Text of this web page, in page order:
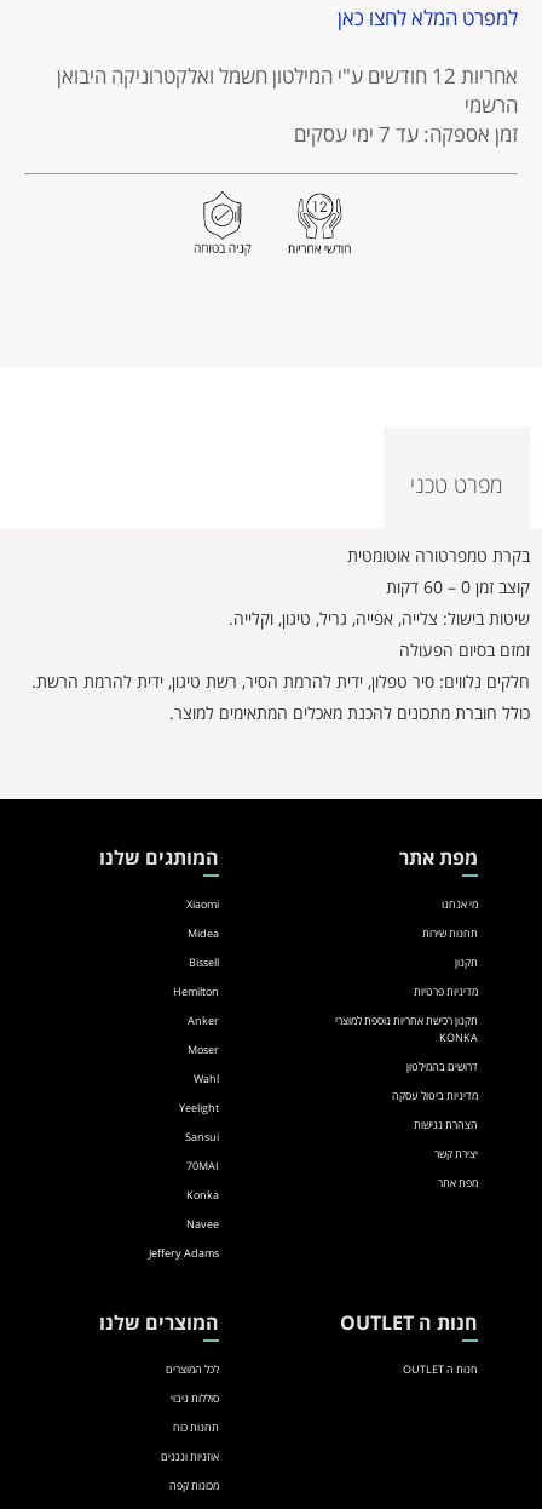
למפרט המלא לחצו כאן
אחריות 12 חודשים
ע"י המילטון חשמל ואלקטרוניקה היבואן
הרשמי
זמן אספקה: עד 7 ימי עסקים
מפרט טכני
בקרת טמפרטורה אוטומטית
קוצב זמן 0 – 60 דקות
שיטות בישול: צלייה, אפייה, גריל, טיגון, וקלייה.
זמזם בסיום הפעולה
חלקים נלווים: סיר טפלון, ידית להרמת הסיר, רשת טיגון, ידית להרמת הרשת.
כולל חוברת מתכונים להכנת מאכלים המתאימים למוצר.
מפת אתר
מי אנחנו
תחנות שירות
תקנון
מדיניות פרטיות
תקנון רכישת אחריות נוספת למוצרי
KONKA
דרושים בהמילטון
מדיניות ביטול עסקה
הצהרת נגישות
יצירת קשר
מפת אתר
המותגים שלנו
Xiaomi
Midea
Bissell
Hemilton
Anker
Moser
Wahl
Yeelight
Sansui
70MAI
Konka
Navee
Jeffery Adams
חנות ה OUTLET
חנות ה OUTLET
המוצרים שלנו
לכל המוצרים
סוללות גיבוי
תחנות כוח
אוזניות ונגנים
מכונות קפה